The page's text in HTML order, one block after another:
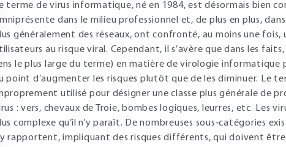
terme de virus informatique, né en 1984, est désormais bien
dans le milieu professionnel et, de plus en plus,
généralement des réseaux, ont confronté, au moins une
au risque viral. Cependant, il s’avère que dans les
le plus large du terme) en matière de virologie informatique
point d’augmenter les risques plutôt que de les diminuer. Le
utilisé pour désigner une classe plus générale de
: vers, chevaux de Troie, bombes logiques, leurres, etc. Les
complexe qu’il n’y paraît. De nombreuses sous‐catégories
rapportent, impliquant des risques différents, qui doivent